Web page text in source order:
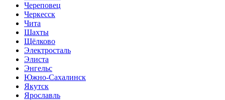
Череповец
Черкесск
Чита
Шахты
Щёлково
Электросталь
Элиста
Энгельс
Южно-Сахалинск
Якутск
Ярославль